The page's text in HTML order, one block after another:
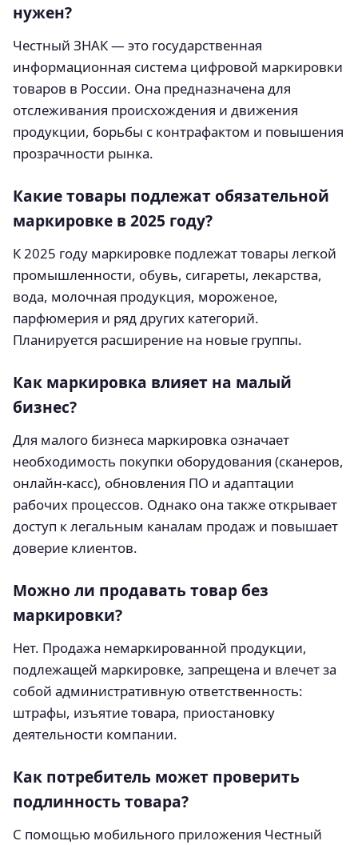
нужен?
Честный ЗНАК — это государственная
информационная система цифровой маркировки
товаров в России. Она предназначена для
отслеживания происхождения и движения
продукции, борьбы с контрафактом и повышения
прозрачности рынка.
Какие товары подлежат обязательной
маркировке в 2025 году?
К 2025 году маркировке подлежат товары легкой
промышленности, обувь, сигареты, лекарства,
вода, молочная продукция, мороженое,
парфюмерия и ряд других категорий.
Планируется расширение на новые группы.
Как маркировка влияет на малый
бизнес?
Для малого бизнеса маркировка означает
необходимость покупки оборудования (сканеров,
онлайн-касс), обновления ПО и адаптации
рабочих процессов. Однако она также открывает
доступ к легальным каналам продаж и повышает
доверие клиентов.
Можно ли продавать товар без
маркировки?
Нет. Продажа немаркированной продукции,
подлежащей маркировке, запрещена и влечет за
собой административную ответственность:
штрафы, изъятие товара, приостановку
деятельности компании.
Как потребитель может проверить
подлинность товара?
С помощью мобильного приложения Честный